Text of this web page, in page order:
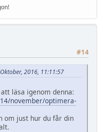
#14
2016, 11:11:57
läsa igenom denna:
november/optimera-
om just hur du får din